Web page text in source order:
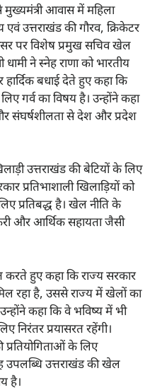
मुख्यमंत्री आवास में महिला
उत्तराखंड की गौरव, क्रिकेटर
पर विशेष प्रमुख सचिव खेल
ने स्नेह राणा को भारतीय
हार्दिक बधाई देते हुए कहा कि
गर्व का विषय है। उन्होंने कहा
संघर्षशीलता से देश और प्रदेश
उत्तराखंड की बेटियों के लिए
प्रतिभाशाली खिलाड़ियों को
प्रतिबद्ध है। खेल नीति के
और आर्थिक सहायता जैसी
करते हुए कहा कि राज्य सरकार
रहा है, उससे राज्य में खेलों का
कहा कि वे भविष्य में भी
निरंतर प्रयासरत रहेंगी।
प्रतियोगिताओं के लिए
उत्तराखंड की खेल
है।